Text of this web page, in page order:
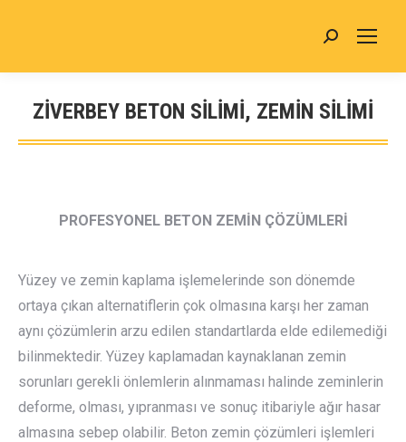
Search:
ZIVERBEY BETON SİLİMİ, ZEMİN SİLİMİ
You are here:
PROFESYONEL BETON ZEMİN ÇÖZÜMLERİ
Yüzey ve zemin kaplama işlemelerinde son dönemde
ortaya çıkan alternatiflerin çok olmasına karşı her zaman
aynı çözümlerin arzu edilen standartlarda elde edilemediği
bilinmektedir. Yüzey kaplamadan kaynaklanan zemin
sorunları gerekli önlemlerin alınmaması halinde zeminlerin
deforme, olması, yıpranması ve sonuç itibariyle ağır hasar
almasına sebep olabilir. Beton zemin çözümleri işlemleri